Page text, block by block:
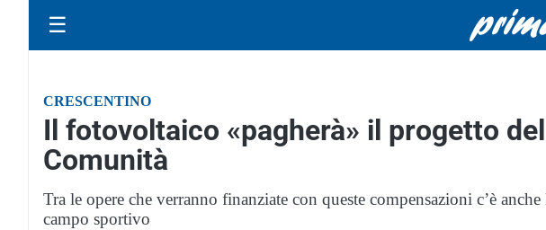
☰
CRESCENTINO
Il fotovoltaico «pagherà» il progetto
Comunità
Tra le opere che verranno finanziate con queste compensazioni c’è
campo sportivo